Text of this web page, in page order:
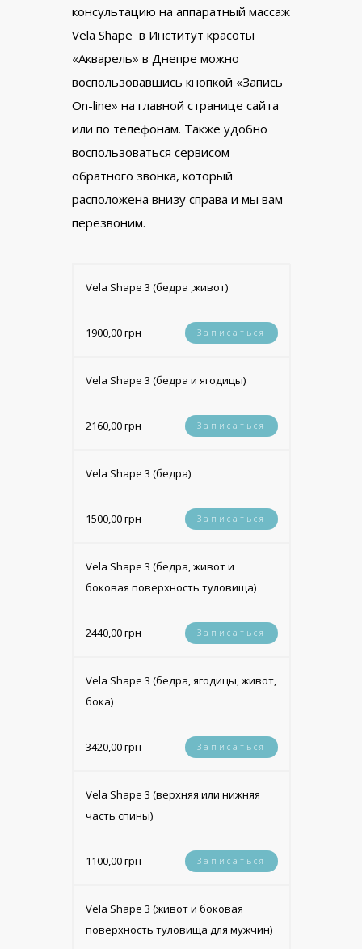
консультацию на аппаратный массаж
Vela Shape в Институт красоты
«Акварель» в Днепре можно
воспользовавшись кнопкой «Запись
On-line» на главной странице сайта
или по телефонам. Также удобно
воспользоваться сервисом
обратного звонка, который
расположена внизу справа и мы вам
перезвоним.
Vela Shape 3 (бедра ,живот)
1900,00 грн Записаться
Vela Shape 3 (бедра и ягодицы)
2160,00 грн Записаться
Vela Shape 3 (бедра)
1500,00 грн Записаться
Vela Shape 3 (бедра, живот и
боковая поверхность туловища)
2440,00 грн Записаться
Vela Shape 3 (бедра, ягодицы, живот,
бока)
3420,00 грн Записаться
Vela Shape 3 (верхняя или нижняя
часть спины)
1100,00 грн Записаться
Vela Shape 3 (живот и боковая
поверхность туловища для мужчин)